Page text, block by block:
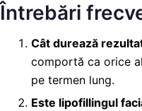
Întrebări
Cât durează
comportă ca orice
pe termen lung.
Este lipofillingul